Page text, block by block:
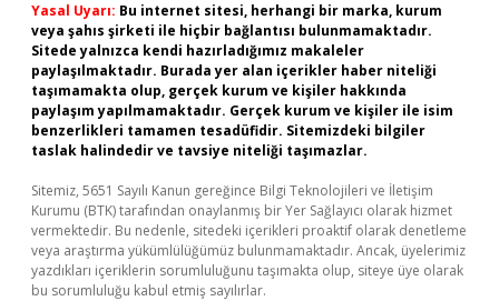
Yasal Uyarı: Bu internet sitesi, herhangi bir marka, kurum
veya şahıs şirketi ile hiçbir bağlantısı bulunmamaktadır.
Sitede yalnızca kendi hazırladığımız makaleler
paylaşılmaktadır. Burada yer alan içerikler haber niteliği
taşımamakta olup, gerçek kurum ve kişiler hakkında
paylaşım yapılmamaktadır. Gerçek kurum ve kişiler ile isim
benzerlikleri tamamen tesadüfidir. Sitemizdeki bilgiler
taslak halindedir ve tavsiye niteliği taşımazlar.
Sitemiz, 5651 Sayılı Kanun gereğince Bilgi Teknolojileri ve İletişim
Kurumu (BTK) tarafından onaylanmış bir Yer Sağlayıcı olarak hizmet
vermektedir. Bu nedenle, sitedeki içerikleri proaktif olarak denetleme
veya araştırma yükümlülüğümüz bulunmamaktadır. Ancak, üyelerimiz
yazdıkları içeriklerin sorumluluğunu taşımakta olup, siteye üye olarak
bu sorumluluğu kabul etmiş sayılırlar.